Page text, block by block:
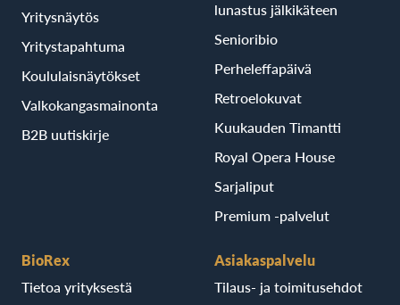
Yritysnäytös
Yritystapahtuma
Koululaisnäytökset
Valkokangasmainonta
B2B uutiskirje
lunastus jälkikäteen
Senioribio
Perheleffapäivä
Retroelokuvat
Kuukauden Timantti
Royal Opera House
Sarjaliput
Premium -palvelut
BioRex
Tietoa yrityksestä
Asiakaspalvelu
Tilaus- ja toimitusehdot